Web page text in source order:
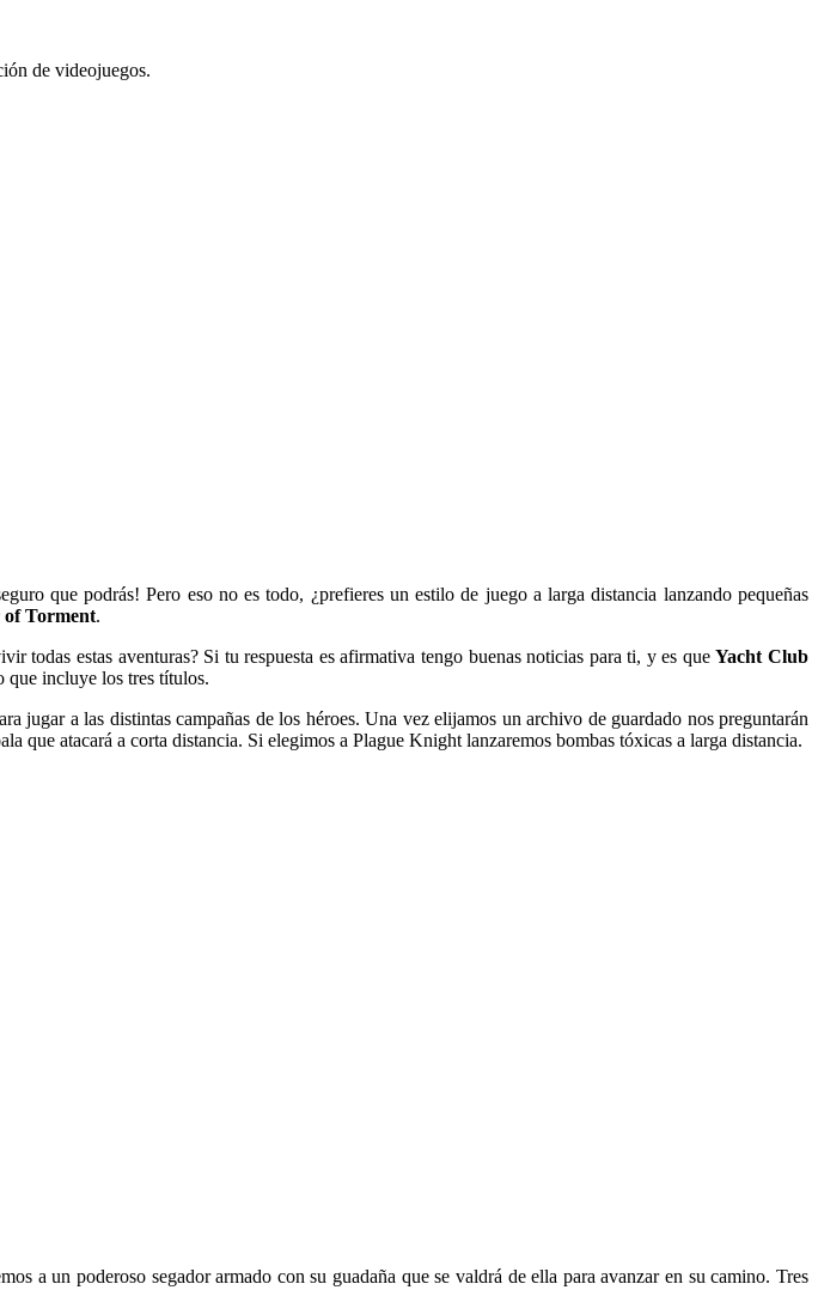
de videojuegos.
que podrás! Pero eso no es todo, ¿prefieres un estilo de juego a larga distancia lanzando pequeñas
of Torment.
todas estas aventuras? Si tu respuesta es afirmativa tengo buenas noticias para ti, y es queYacht Club
que incluye los tres títulos.
jugar a las distintas campañas de los héroes. Una vez elijamos un archivo de guardado nos preguntarán
que atacará a corta distancia. Si elegimos a Plague Knight lanzaremos bombas tóxicas a larga distancia.
a un poderoso segador armado con su guadaña que se valdrá de ella para avanzar en su camino. Tres